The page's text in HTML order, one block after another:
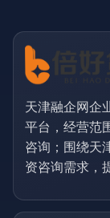
天津融企网企
平台，经营范
咨询；围绕天
资咨询需求，